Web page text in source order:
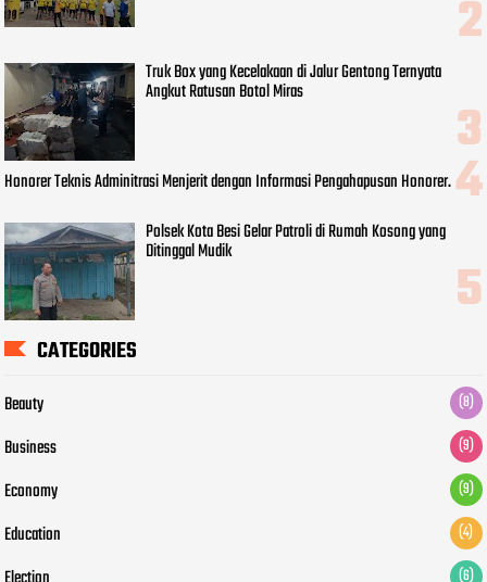
Truk Box yang Kecelakaan di Jalur Gentong Ternyata
Angkut Ratusan Botol Miras
Honorer Teknis Adminitrasi Menjerit dengan Informasi Pengahapusan Honorer.
Polsek Kota Besi Gelar Patroli di Rumah Kosong yang
Ditinggal Mudik
CATEGORIES
Beauty (8)
Business (9)
Economy (9)
Education (4)
(6)